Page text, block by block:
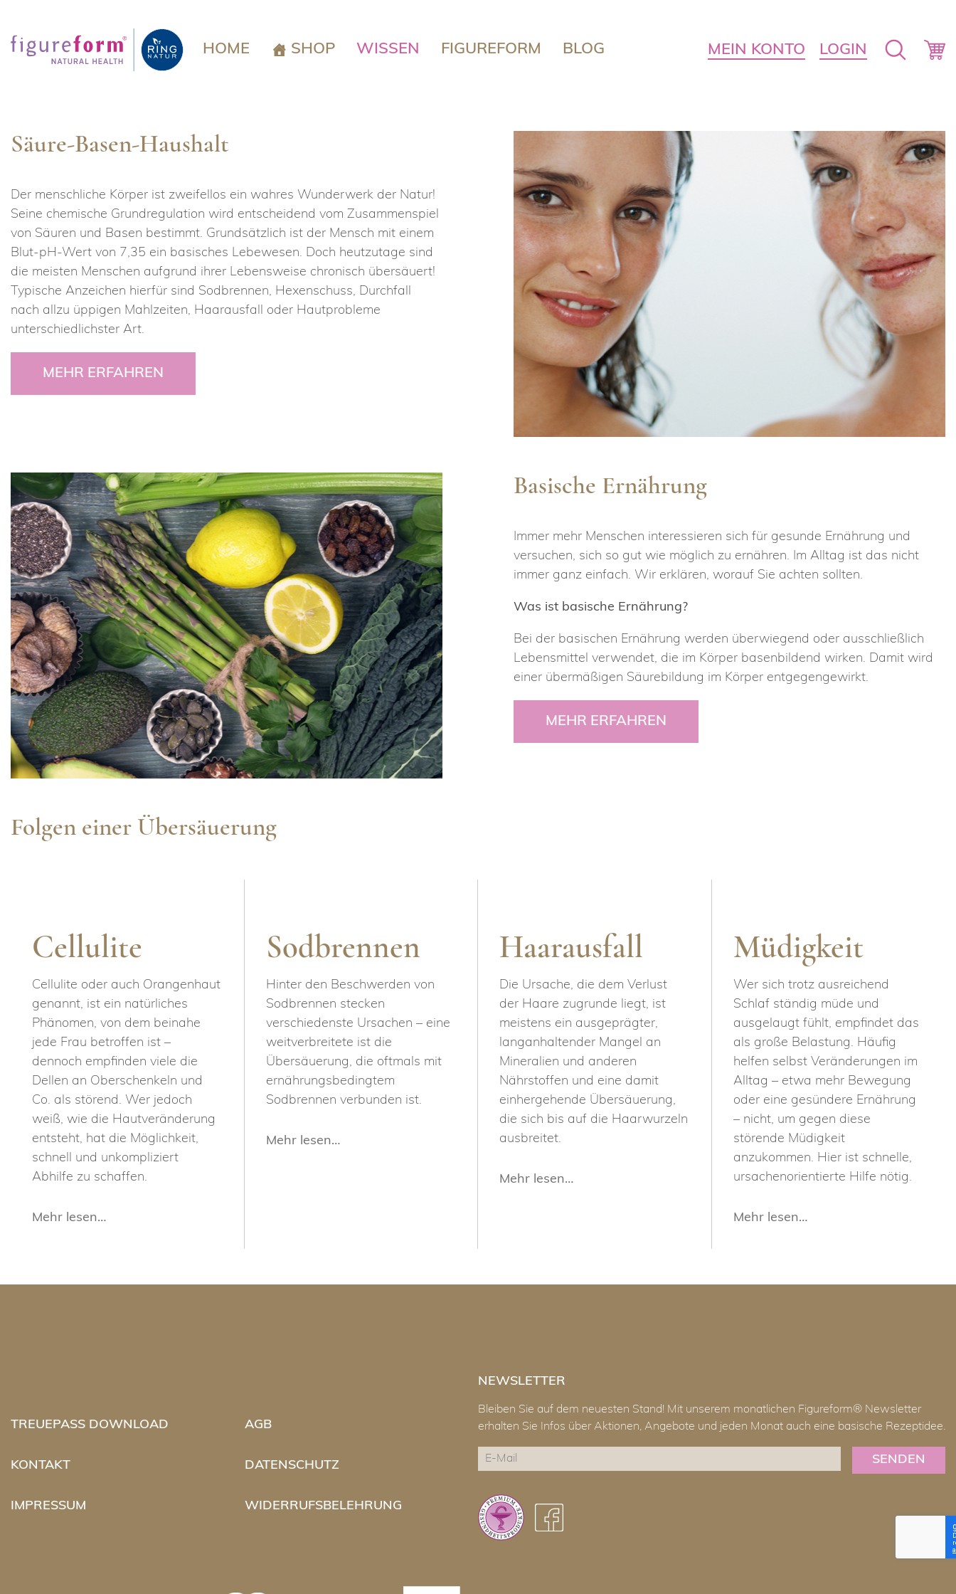
Inhalt
HOME SHOP WISSEN FIGUREFORM BLOG MEIN KONTO LOGIN
Säure-Basen-Haushalt
Der menschliche Körper ist zweifellos ein wahres Wunderwerk der Natur!
Seine chemische Grundregulation wird entscheidend vom Zusammenspiel
von Säuren und Basen bestimmt. Grundsätzlich ist der Mensch mit einem
Blut-pH-Wert von 7,35 ein basisches Lebewesen. Doch heutzutage sind
die meisten Menschen aufgrund ihrer Lebensweise chronisch übersäuert!
Typische Anzeichen hierfür sind Sodbrennen, Hexenschuss, Durchfall
nach allzu üppigen Mahlzeiten, Haarausfall oder Hautprobleme
unterschiedlichster Art.
MEHR ERFAHREN
Basische Ernährung
Immer mehr Menschen interessieren sich für gesunde Ernährung und
versuchen, sich so gut wie möglich zu ernähren. Im Alltag ist das nicht
immer ganz einfach. Wir erklären, worauf Sie achten sollten.
Was ist basische Ernährung?
Bei der basischen Ernährung werden überwiegend oder ausschließlich
Lebensmittel verwendet, die im Körper basenbildend wirken. Damit wird
einer übermäßigen Säurebildung im Körper entgegengewirkt.
MEHR ERFAHREN
Folgen einer Übersäuerung
Cellulite
Cellulite oder auch Orangenhaut
genannt, ist ein natürliches
Phänomen, von dem beinahe
jede Frau betroffen ist –
dennoch empfinden viele die
Dellen an Oberschenkeln und
Co. als störend. Wer jedoch
weiß, wie die Hautveränderung
entsteht, hat die Möglichkeit,
schnell und unkompliziert
Abhilfe zu schaffen.
Mehr lesen…
Sodbrennen
Hinter den Beschwerden von
Sodbrennen stecken
verschiedenste Ursachen – eine
weitverbreitete ist die
Übersäuerung, die oftmals mit
ernährungsbedingtem
Sodbrennen verbunden ist.
Mehr lesen…
Haarausfall
Die Ursache, die dem Verlust
der Haare zugrunde liegt, ist
meistens ein ausgeprägter,
langanhaltender Mangel an
Mineralien und anderen
Nährstoffen und eine damit
einhergehende Übersäuerung,
die sich bis auf die Haarwurzeln
ausbreitet.
Mehr lesen…
Müdigkeit
Wer sich trotz ausreichend
Schlaf ständig müde und
ausgelaugt fühlt, empfindet das
als große Belastung. Häufig
helfen selbst Veränderungen im
Alltag – etwa mehr Bewegung
oder eine gesündere Ernährung
– nicht, um gegen diese
störende Müdigkeit
anzukommen. Hier ist schnelle,
ursachenorientierte Hilfe nötig.
Mehr lesen…
TREUEPASS DOWNLOAD
KONTAKT
IMPRESSUM
AGB
DATENSCHUTZ
WIDERRUFSBELEHRUNG
NEWSLETTER
Bleiben Sie auf dem neuesten Stand! Mit unserem monatlichen Figureform® Newsletter
erhalten Sie Infos über Aktionen, Angebote und jeden Monat auch eine basische Rezeptidee.
E-